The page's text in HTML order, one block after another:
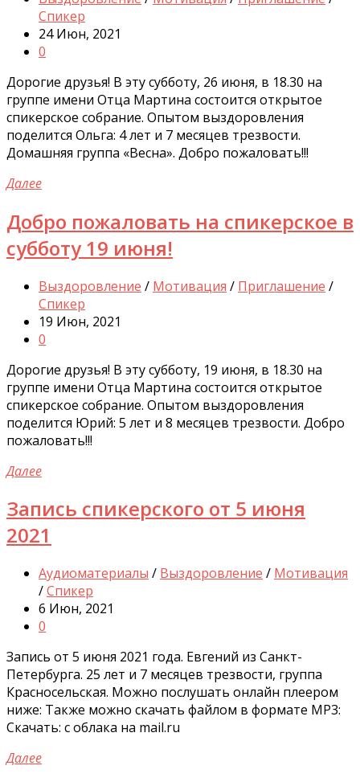
Спикер
24 Июн, 2021
0
Дорогие друзья! В эту субботу, 26 июня, в 18.30 на
группе имени Отца Мартина состоится открытое
спикерское собрание. Опытом выздоровления
поделится Ольга: 4 лет и 7 месяцев трезвости.
Домашняя группа «Весна». Добро пожаловать!!!
Далее
Добро пожаловать на спикерское в
субботу 19 июня!
Выздоровление / Мотивация / Приглашение /
Спикер
19 Июн, 2021
0
Дорогие друзья! В эту субботу, 19 июня, в 18.30 на
группе имени Отца Мартина состоится открытое
спикерское собрание. Опытом выздоровления
поделится Юрий: 5 лет и 8 месяцев трезвости. Добро
пожаловать!!!
Далее
Запись спикерского от 5 июня
2021
Аудиоматериалы / Выздоровление / Мотивация
/Спикер
6 Июн, 2021
0
Запись от 5 июня 2021 года. Евгений из Санкт-
Петербурга. 25 лет и 7 месяцев трезвости, группа
Красносельская. Можно послушать онлайн плеером
ниже: Также можно скачать файлом в формате MP3:
Скачать: с облака на mail.ru
Далее